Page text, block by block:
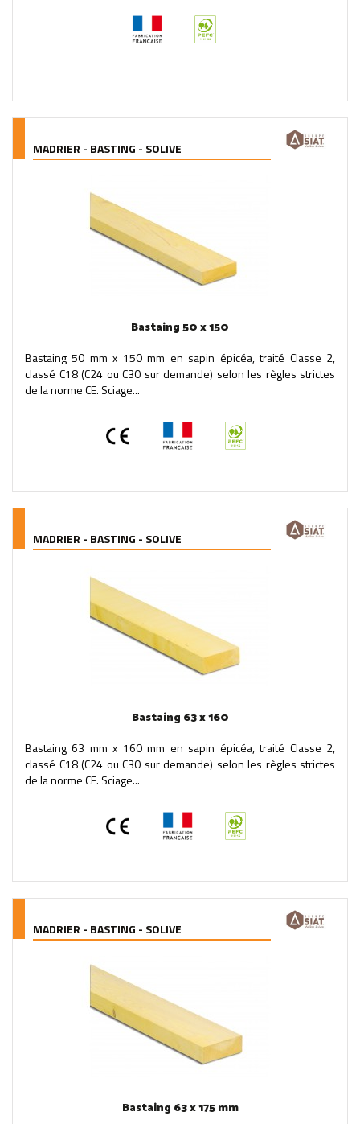
MADRIER - BASTING - SOLIVE
Bastaing 50 x 150
Bastaing 50 mm x 150 mm en sapin épicéa, traité Classe 2,
classé C18 (C24 ou C30 sur demande) selon les règles strictes
de la norme CE. Sciage...
MADRIER - BASTING - SOLIVE
Bastaing 63 x 160
Bastaing 63 mm x 160 mm en sapin épicéa, traité Classe 2,
classé C18 (C24 ou C30 sur demande) selon les règles strictes
de la norme CE. Sciage...
MADRIER - BASTING - SOLIVE
Bastaing 63 x 175 mm